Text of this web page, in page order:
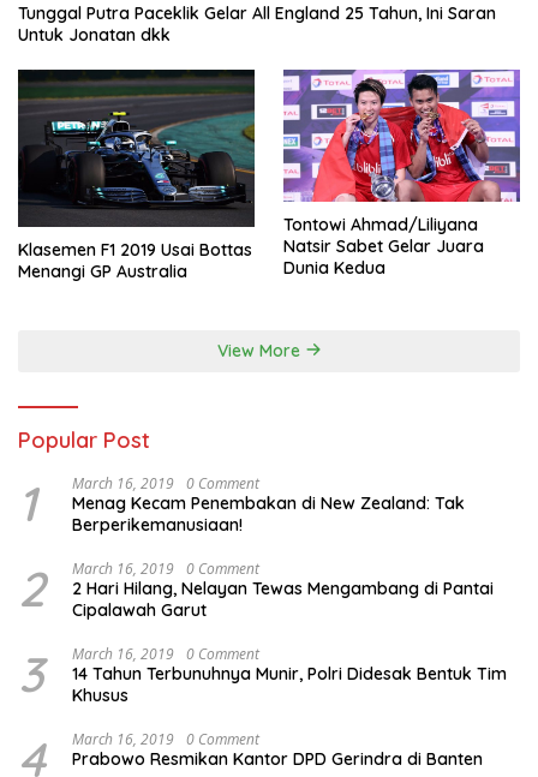
Tunggal Putra Paceklik Gelar All England 25 Tahun, Ini Saran
Untuk Jonatan dkk
Klasemen F1 2019 Usai Bottas
Menangi GP Australia
Tontowi Ahmad/Liliyana
Natsir Sabet Gelar Juara
Dunia Kedua
View More
Popular Post
1 March 16, 2019 0 Comment
Menag Kecam Penembakan di New Zealand: Tak
Berperikemanusiaan!
2 March 16, 2019 0 Comment
2 Hari Hilang, Nelayan Tewas Mengambang di Pantai
Cipalawah Garut
3 March 16, 2019 0 Comment
14 Tahun Terbunuhnya Munir, Polri Didesak Bentuk Tim
Khusus
4 March 16, 2019 0 Comment
Prabowo Resmikan Kantor DPD Gerindra di Banten